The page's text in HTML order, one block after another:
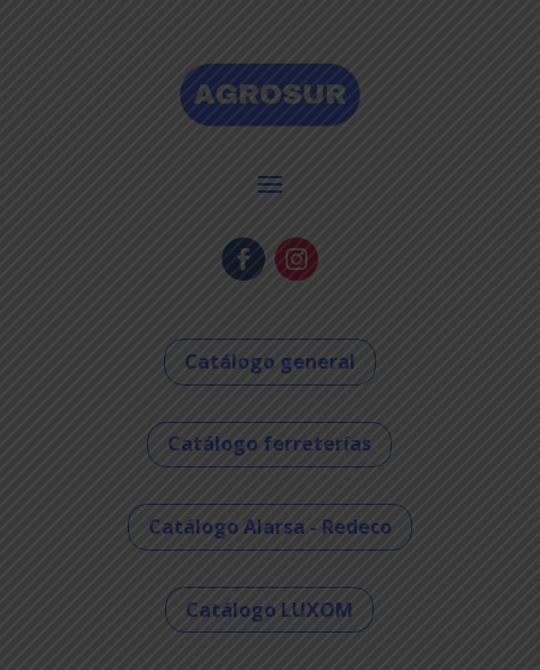
Catálogo general
Catálogo ferreterías
Catálogo Alarsa - Redeco
Catálogo LUXOM